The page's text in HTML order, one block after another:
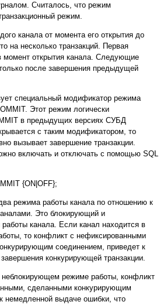
Считалось, что режим
режим.
канала от момента его открытия до
на несколько транзакций. Первая
момент открытия канала. Следующие
после завершения предыдущей
специальный модификатор режима
Этот режим логически
в предыдущих версиях СУБД
с таким модификатором, то
вызывает завершение транзакции.
включать и отключать с помощью SQL
{ON|OFF};
режима работы канала по отношению к
Это блокирующий и
канала. Если канал находится в
то конфликт с нефиксированными
соединением, приведет к
конкурирующей транзакции.
неблокирующем режиме работы, конфликт
сделанными конкурирующим
немедленной выдаче ошибки, что